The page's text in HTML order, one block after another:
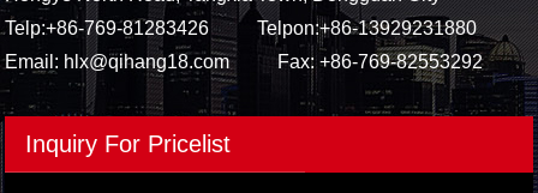
Telp:+86-769-81283426 Telpon:+86-13929231880
Email: hlx@qihang18.com Fax: +86-769-82553292
Inquiry For Pricelist